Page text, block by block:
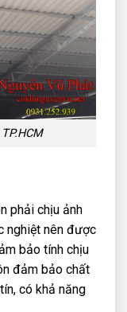
phải chịu ảnh
nghiệt nên được
bảo tính chịu
đảm bảo chất
có khả năng